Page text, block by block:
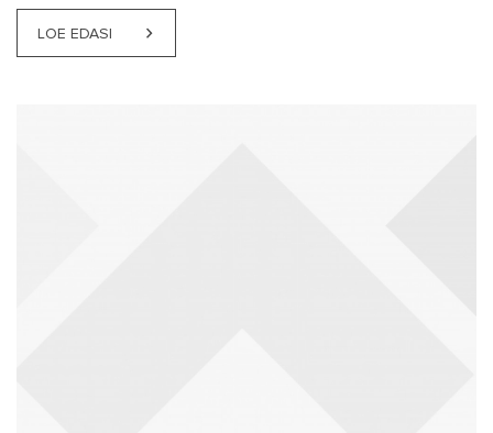
LOE EDASI